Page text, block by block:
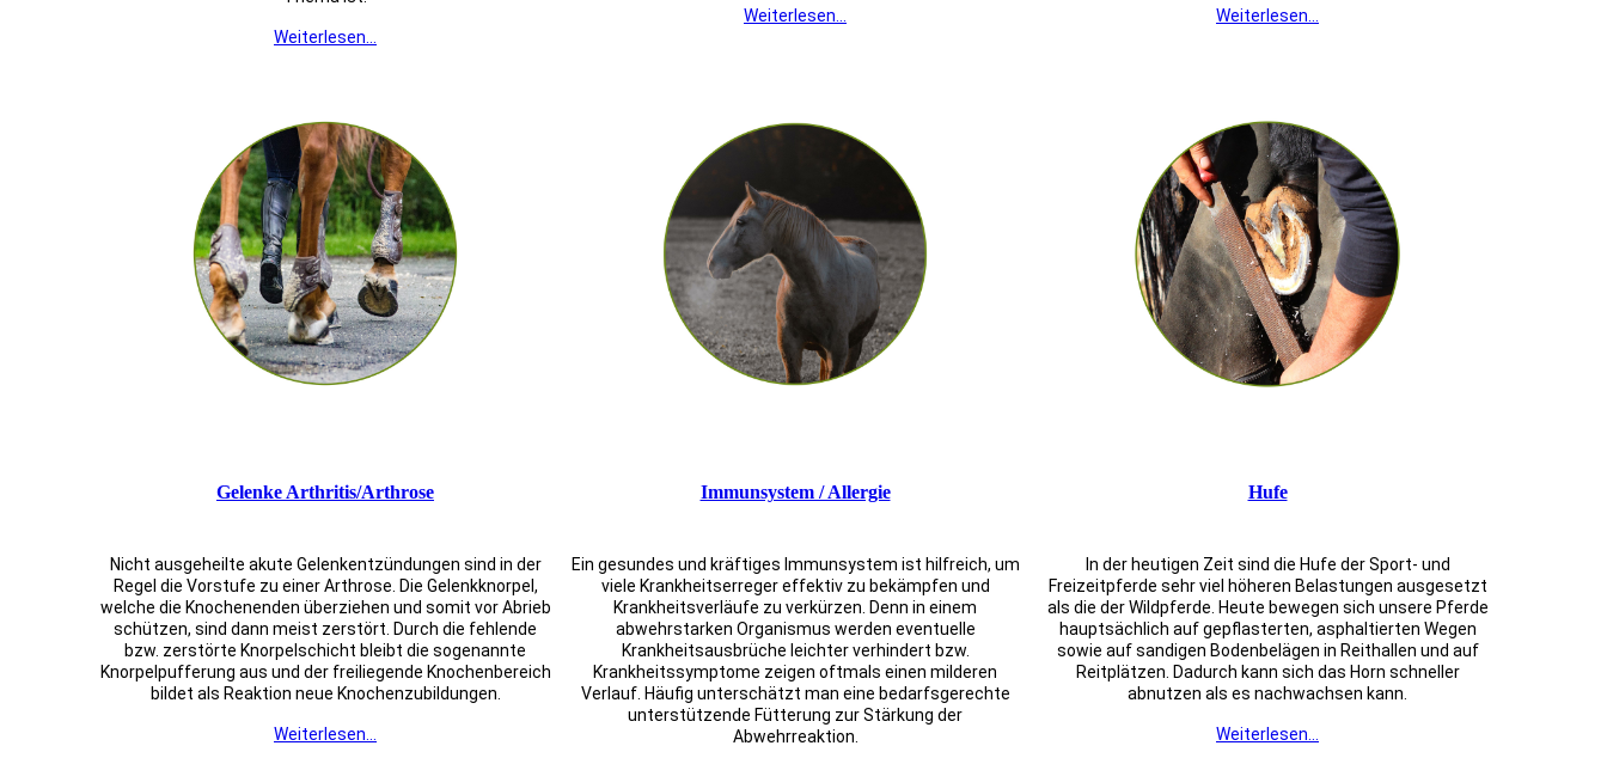
Weiterlesen...
Weiterlesen... Weiterlesen...
Gelenke Arthritis/Arthrose Immunsystem / Allergie Hufe
Nicht ausgeheilte akute Gelenkentzündungen sind in der
Regel die Vorstufe zu einer Arthrose. Die Gelenkknorpel,
welche die Knochenenden überziehen und somit vor Abrieb
schützen, sind dann meist zerstört. Durch die fehlende
bzw. zerstörte Knorpelschicht bleibt die sogenannte
Knorpelpufferung aus und der freiliegende Knochenbereich
bildet als Reaktion neue Knochenzubildungen.
Weiterlesen...
Ein gesundes und kräftiges Immunsystem ist hilfreich, um
viele Krankheitserreger effektiv zu bekämpfen und
Krankheitsverläufe zu verkürzen. Denn in einem
abwehrstarken Organismus werden eventuelle
Krankheitsausbrüche leichter verhindert bzw.
Krankheitssymptome zeigen oftmals einen milderen
Verlauf. Häufig unterschätzt man eine bedarfsgerechte
unterstützende Fütterung zur Stärkung der
Abwehrreaktion.
In der heutigen Zeit sind die Hufe der Sport- und
Freizeitpferde sehr viel höheren Belastungen ausgesetzt
als die der Wildpferde. Heute bewegen sich unsere Pferde
hauptsächlich auf gepflasterten, asphaltierten Wegen
sowie auf sandigen Bodenbelägen in Reithallen und auf
Reitplätzen. Dadurch kann sich das Horn schneller
abnutzen als es nachwachsen kann.
Weiterlesen...